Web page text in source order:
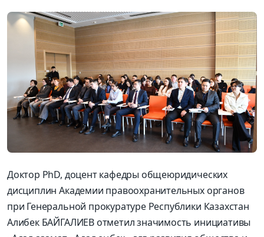
Доктор PhD, доцент кафедры общеюридических
дисциплин Академии правоохранительных органов
при Генеральной прокуратуре Республики Казахстан
Алибек БАЙГАЛИЕВ отметил значимость инициативы